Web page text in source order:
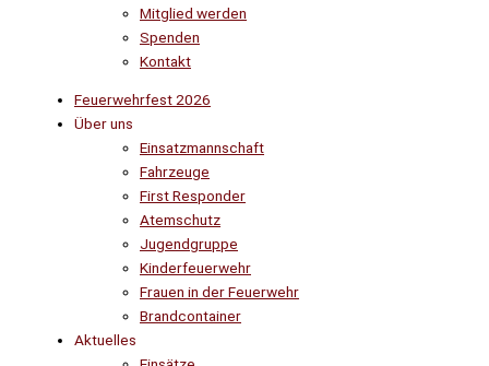
Mitglied werden
Spenden
Kontakt
Feuerwehrfest 2026
Über uns
Einsatzmannschaft
Fahrzeuge
First Responder
Atemschutz
Jugendgruppe
Kinderfeuerwehr
Frauen in der Feuerwehr
Brandcontainer
Aktuelles